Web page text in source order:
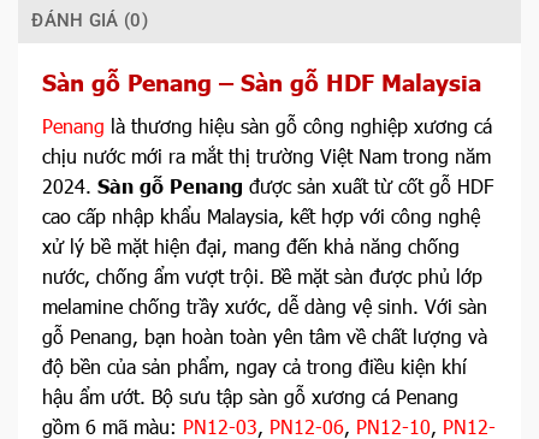
ĐÁNH GIÁ (0)
Sàn gỗ Penang – Sàn gỗ HDF Malaysia
Penang là thương hiệu sàn gỗ công nghiệp xương cá
chịu nước mới ra mắt thị trường Việt Nam trong năm
2024. Sàn gỗ Penang được sản xuất từ cốt gỗ HDF
cao cấp nhập khẩu Malaysia, kết hợp với công nghệ
xử lý bề mặt hiện đại, mang đến khả năng chống
nước, chống ẩm vượt trội. Bề mặt sàn được phủ lớp
melamine chống trầy xước, dễ dàng vệ sinh. Với sàn
gỗ Penang, bạn hoàn toàn yên tâm về chất lượng và
độ bền của sản phẩm, ngay cả trong điều kiện khí
hậu ẩm ướt. Bộ sưu tập sàn gỗ xương cá Penang
gồm 6 mã màu: PN12-03, PN12-06, PN12-10, PN12-